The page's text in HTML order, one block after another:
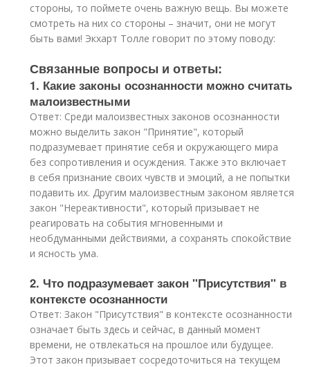
стороны, то поймете очень важную вещь. Вы можете
смотреть на них со стороны – значит, они не могут
быть вами! Экхарт Толле говорит по этому поводу:
Связанные вопросы и ответы:
1. Какие законы осознанности можно считать
малоизвестными
Ответ: Среди малоизвестных законов осознанности
можно выделить закон "Принятие", который
подразумевает принятие себя и окружающего мира
без сопротивления и осуждения. Также это включает
в себя признание своих чувств и эмоций, а не попытки
подавить их. Другим малоизвестным законом является
закон "Нереактивности", который призывает не
реагировать на события мгновенными и
необдуманными действиями, а сохранять спокойствие
и ясность ума.
2. Что подразумевает закон "Присутствия" в
контексте осознанности
Ответ: Закон "Присутствия" в контексте осознанности
означает быть здесь и сейчас, в данный момент
времени, не отвлекаться на прошлое или будущее.
Этот закон призывает сосредоточиться на текущем